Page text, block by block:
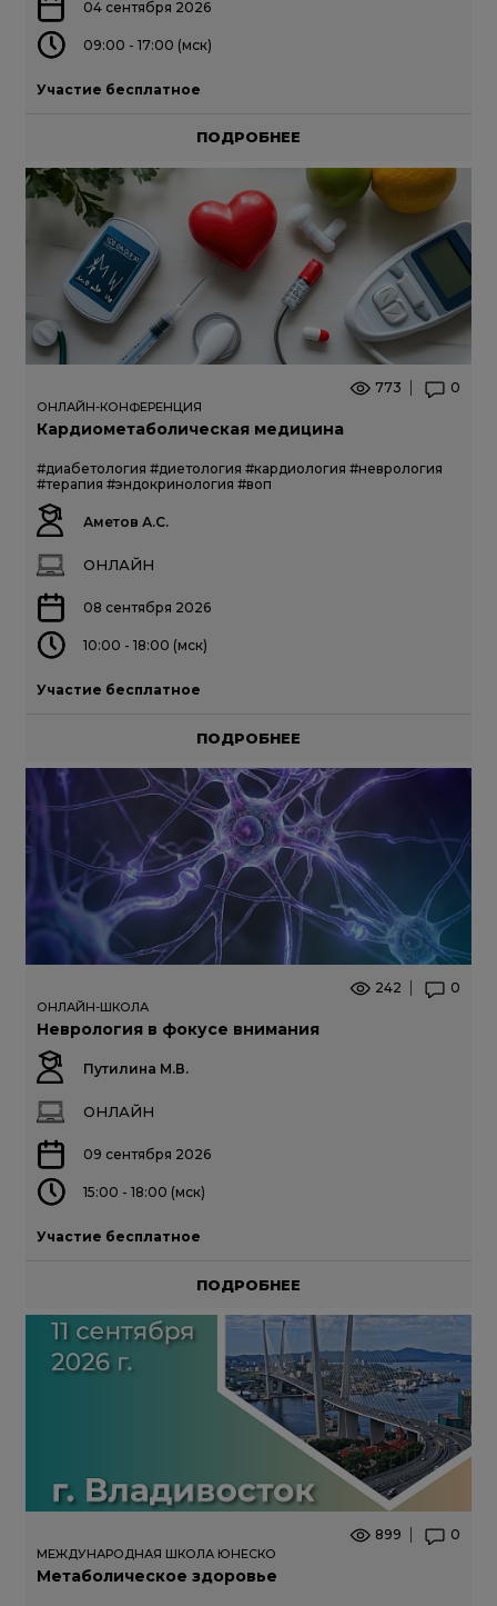
04 сентября 2026
09:00 - 17:00 (мск)
Участие бесплатное
ПОДРОБНЕЕ
773 0
ОНЛАЙН-КОНФЕРЕНЦИЯ
Кардиометаболическая медицина
#диабетология #диетология #кардиология #неврология
#терапия #эндокринология #воп
Аметов А.С.
ОНЛАЙН
08 сентября 2026
10:00 - 18:00 (мск)
Участие бесплатное
ПОДРОБНЕЕ
242 0
ОНЛАЙН-ШКОЛА
Неврология в фокусе внимания
Путилина М.В.
ОНЛАЙН
09 сентября 2026
15:00 - 18:00 (мск)
Участие бесплатное
ПОДРОБНЕЕ
899 0
МЕЖДУНАРОДНАЯ ШКОЛА ЮНЕСКО
Метаболическое здоровье